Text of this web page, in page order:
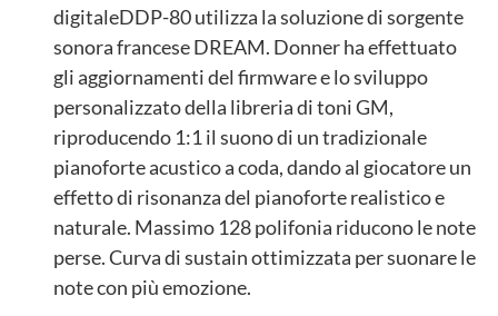
digitaleDDP-80 utilizza la soluzione di sorgente
sonora francese DREAM. Donner ha effettuato
gli aggiornamenti del firmware e lo sviluppo
personalizzato della libreria di toni GM,
riproducendo 1:1 il suono di un tradizionale
pianoforte acustico a coda, dando al giocatore un
effetto di risonanza del pianoforte realistico e
naturale. Massimo 128 polifonia riducono le note
perse. Curva di sustain ottimizzata per suonare le
note con più emozione.